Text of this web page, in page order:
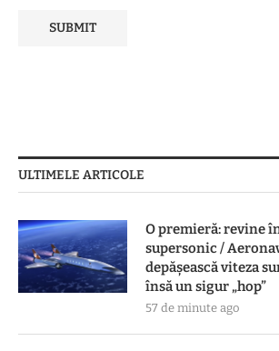
ULTIMELE ARTICOLE
O premieră: revine
supersonic /
depășească viteza
însă un sigur „hop”
57 de minute ago